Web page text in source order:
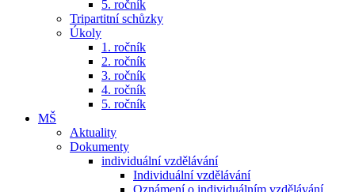
5. ročník
Tripartitní schůzky
Úkoly
1. ročník
2. ročník
3. ročník
4. ročník
5. ročník
MŠ
Aktuality
Dokumenty
individuální vzdělávání
Individuální vzdělávání
Oznámení o individuálním vzdělávání